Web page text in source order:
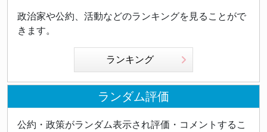
政治家や公約、活動などのランキングを見ることがで
きます。
ランキング
ランダム評価
公約・政策がランダム表示され評価・コメントするこ